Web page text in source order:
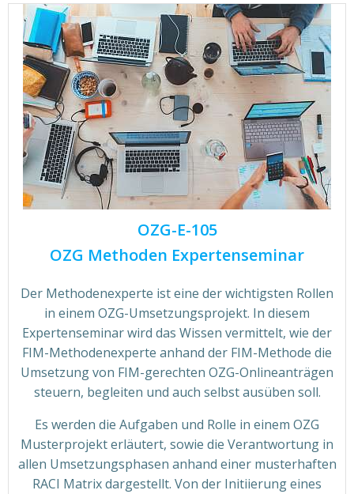
OZG-E-105
OZG Methoden Expertenseminar
Der Methodenexperte ist eine der wichtigsten Rollen
in einem OZG-Umsetzungsprojekt. In diesem
Expertenseminar wird das Wissen vermittelt, wie der
FIM-Methodenexperte anhand der FIM-Methode die
Umsetzung von FIM-gerechten OZG-Onlineanträgen
steuern, begleiten und auch selbst ausüben soll.
Es werden die Aufgaben und Rolle in einem OZG
Musterprojekt erläutert, sowie die Verantwortung in
allen Umsetzungsphasen anhand einer musterhaften
RACI Matrix dargestellt. Von der Initiierung eines